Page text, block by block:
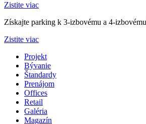
Zistite viac
Získajte parking k 3-izbovému a 4-
Zistite viac
Projekt
Bývanie
Štandardy
Prenájom
Offices
Retail
Galéria
Magazín